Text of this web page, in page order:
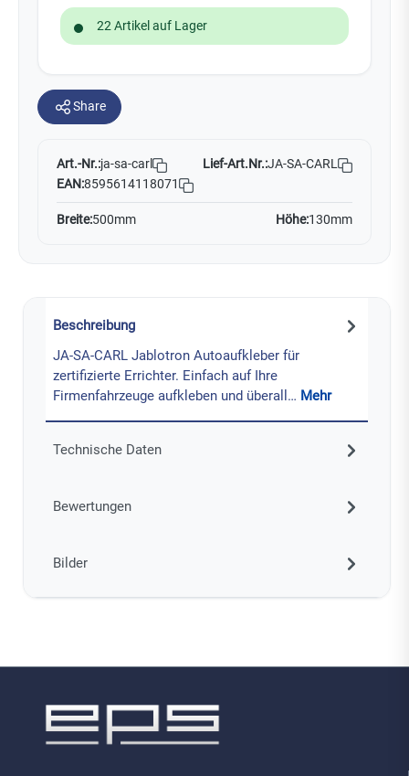
22 Artikel auf Lager
Share
Art.-Nr.:ja-sa-carl Lief-Art.Nr.:JA-SA-CARL
EAN:8595614118071
Breite:500mm Höhe:130mm
Beschreibung
JA-SA-CARL Jablotron Autoaufkleber für
zertifizierte Errichter. Einfach auf Ihre
Firmenfahrzeuge aufkleben und überall… Mehr
Technische Daten
Bewertungen
Bilder